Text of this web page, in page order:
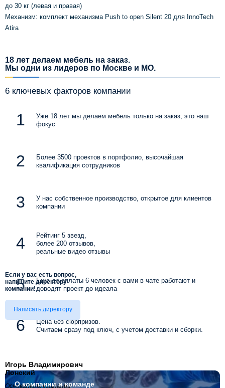
до 30 кг (левая и правая)
Механизм: комплект механизма Push to open Silent 20 для InnoTech
Atira
18 лет делаем мебель на заказ.
Мы одни из лидеров по Москве и МО.
6 ключевых факторов компании
Уже 18 лет мы делаем мебель только на заказ, это наш
фокус
Более 3500 проектов в портфолио, высочайшая
квалификация сотрудников
У нас собственное производство, открытое для клиентов
компании
Рейтинг 5 звезд,
более 200 отзывов,
реальные видео отзывы
Еще до оплаты 6 человек с вами в чате работают и
доводят проект до идеала
Цена без сюрпризов.
Считаем сразу под ключ, с учетом доставки и сборки.
Если у вас есть вопрос,
напишите директору
компании!
Написать директору
Игорь Владимирович
Лонский
Основатель компании
О компаниии команде